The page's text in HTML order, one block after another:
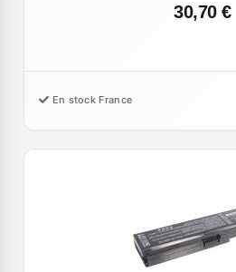
30,70 €
En stock France